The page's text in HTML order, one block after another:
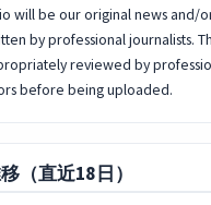
will be our original news and/
by professional journalists.
reviewed by
before being uploaded.
（直近18日）